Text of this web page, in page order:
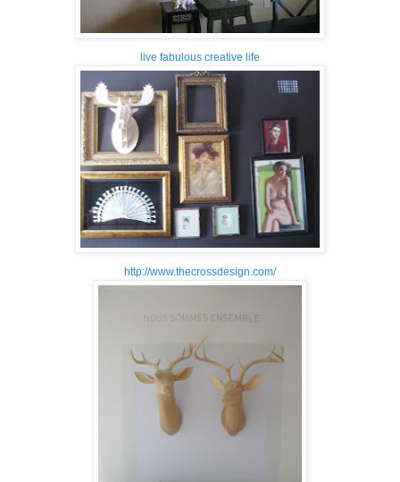
live fabulous creative life
http://www.thecrossdesign.com/